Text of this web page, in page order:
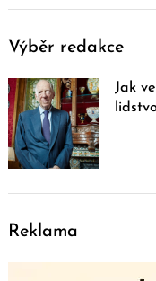
Výběr redakce
Jak
Reklama